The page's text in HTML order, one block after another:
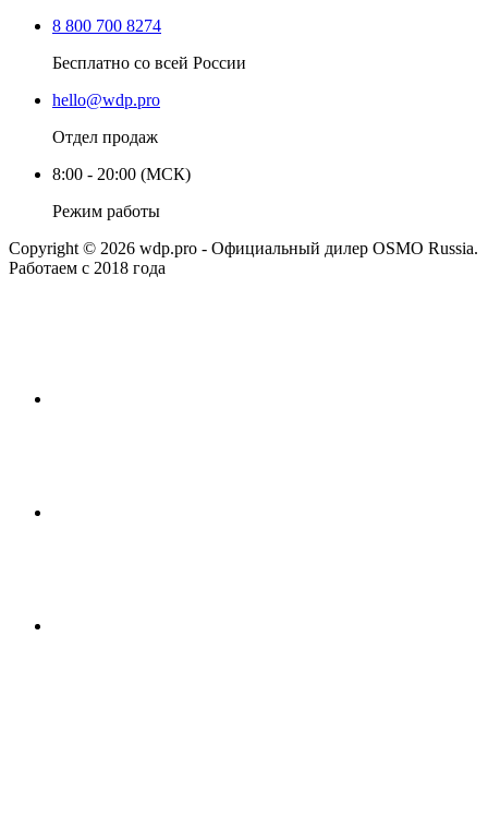
8 800 700 8274
Бесплатно со всей России
hello@wdp.pro
Отдел продаж
8:00 - 20:00 (МСК)
Режим работы
Copyright © 2026 wdp.pro - Официальный дилер OSMO Russia.
Работаем с 2018 года